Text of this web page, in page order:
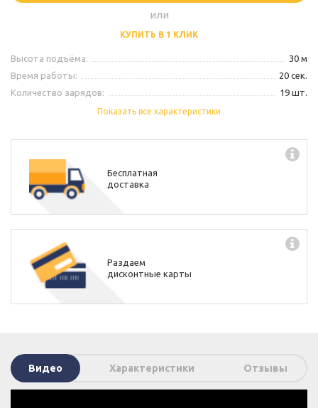
или
КУПИТЬ В 1 КЛИК
Высота подъёма:
30 м
Время работы:
20 сек.
Количество зарядов:
19 шт.
Показать все характеристики
Бесплатная
доставка
Раздаем
дисконтные карты
Видео Характеристики Отзывы